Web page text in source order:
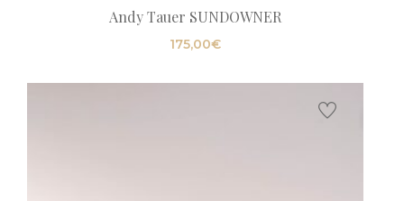
Andy Tauer SUNDOWNER
175,00€